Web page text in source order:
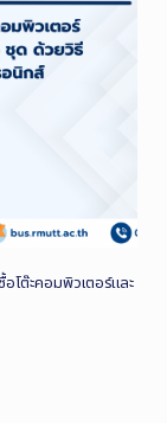
โต๊ะคอมพิวเตอร์และ